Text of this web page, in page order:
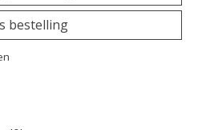
bestelling